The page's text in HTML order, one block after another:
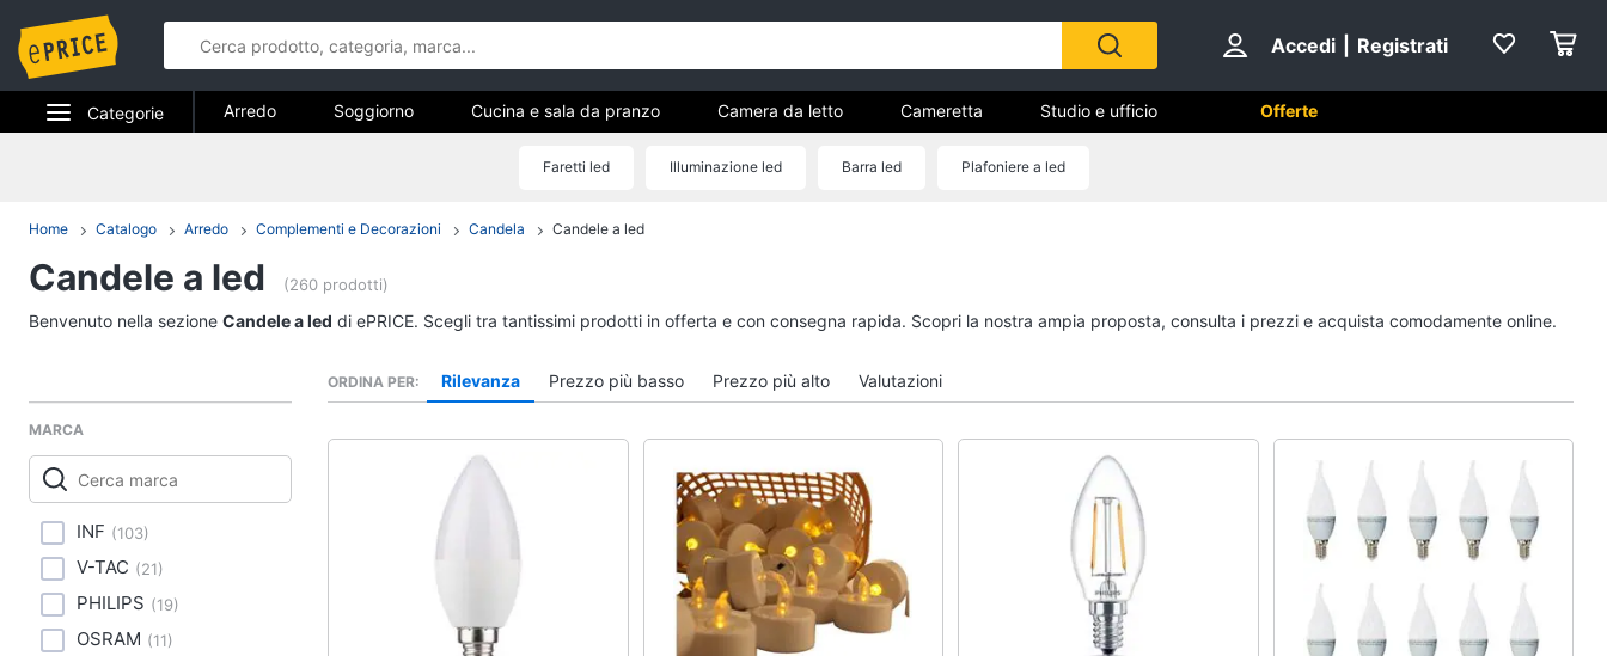
Accedi Registrati
Categorie
Telefonia
Tv e Home Cinema
Audio e musica
Clima
Brico e Giardinaggio
Soggiorno
Tende
Cucina e sala da pranzo
Tavolo allungabile
Letto matrimoniale
Studio e ufficio
Lampadari
Scrivania ufficio
Bagno
Mobili bagno
Box doccia
Vasca da bagno
Piatto doccia
Scarpiera
Mobili ingresso
Arredo Soggiorno Cucina e sala da pranzo Camera da letto Cameretta Studio e ufficio Offerte
Faretti led Illuminazione led Barra led Plafoniere a led
Home Catalogo Arredo Complementi e Decorazioni Candela Candele a led
Candele a led (260 prodotti)
Benvenuto nella sezione Candele a led di ePRICE. Scegli tra tantissimi prodotti in offerta e con consegna rapida. Scopri la nostra ampia proposta, consulta i prezzi e acquista comodamente online.
MARCA
INF (103)
V-TAC (21)
PHILIPS (19)
OSRAM (11)
ORDINA PER Rilevanza Prezzo più basso Prezzo più alto Valutazioni